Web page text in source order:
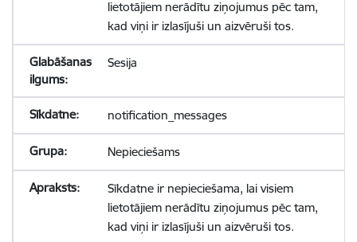
lietotājiem nerādītu ziņojumus pēc tam,
kad viņi ir izlasījuši un aizvēruši tos.
Sesija
notification_messages
Nepieciešams
Sīkdatne ir nepieciešama, lai visiem
lietotājiem nerādītu ziņojumus pēc tam,
kad viņi ir izlasījuši un aizvēruši tos.